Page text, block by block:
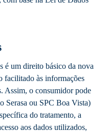
é um direito básico da nova
facilitado às informações
Assim, o consumidor pode
Serasa ou SPC Boa Vista)
do tratamento, a
aos dados utilizados,